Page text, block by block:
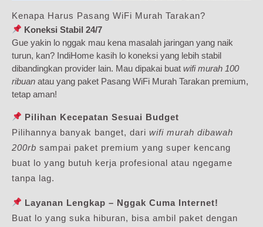
Kenapa Harus Pasang WiFi Murah Tarakan?
Koneksi Stabil 24/7
Gue yakin lo nggak mau kena masalah jaringan yang naik
turun, kan? IndiHome kasih lo koneksi yang lebih stabil
dibandingkan provider lain. Mau dipakai buat wifi murah 100
ribuan atau yang paket Pasang WiFi Murah Tarakan premium,
tetap aman!
Pilihan Kecepatan Sesuai Budget
Pilihannya banyak banget, dari wifi murah dibawah
200rb sampai paket premium yang super kencang
buat lo yang butuh kerja profesional atau ngegame
tanpa lag.
Layanan Lengkap – Nggak Cuma Internet!
Buat lo yang suka hiburan, bisa ambil paket dengan